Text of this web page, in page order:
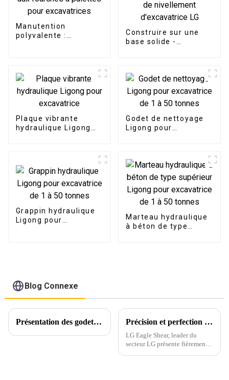
Manutention
polyvalente :
pour excavatrices
Construire sur une
base solide -
poutre de nivellement
d'excavatrice LG
Plaque vibrante
hydraulique Ligong
Godet de nettoyage
Ligong pour
Grappin hydraulique
Ligong pour
Marteau hydraulique
à béton de type
Blog Connexe
Présentation des godets d'excavatrice Ligong pour chargeuses-pelleteuses JCB CASE Précision et perfection dans chaque détail
LG Eagle Shear, leader du
secteur LG présente fièrement